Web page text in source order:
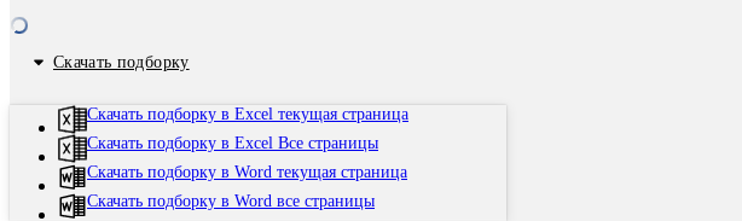
Скачать подборку
Скачать подборку в Excel текущая страница
Скачать подборку в Excel Все страницы
Скачать подборку в Word текущая страница
Скачать подборку в Word все страницы